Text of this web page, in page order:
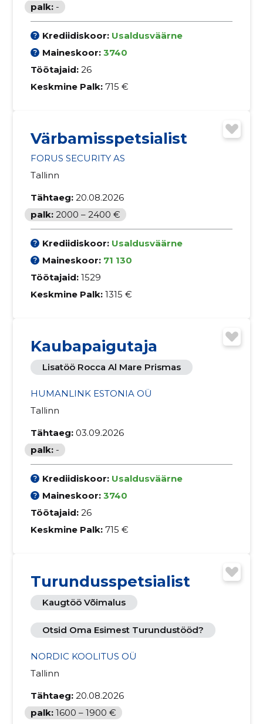
palk: -
Krediidiskoor: Usaldusväärne
Maineskoor: 3740
Töötajaid: 26
Keskmine Palk: 715 €
Värbamisspetsialist
FORUS SECURITY AS
Tallinn
Tähtaeg: 20.08.2026
palk: 2000 – 2400 €
Krediidiskoor: Usaldusväärne
Maineskoor: 71 130
Töötajaid: 1529
Keskmine Palk: 1315 €
Kaubapaigutaja
Lisatöö Rocca Al Mare Prismas
HUMANLINK ESTONIA OÜ
Tallinn
Tähtaeg: 03.09.2026
palk: -
Krediidiskoor: Usaldusväärne
Maineskoor: 3740
Töötajaid: 26
Keskmine Palk: 715 €
Turundusspetsialist
Kaugtöö Võimalus
Otsid Oma Esimest Turundustööd?
NORDIC KOOLITUS OÜ
Tallinn
Tähtaeg: 20.08.2026
palk: 1600 – 1900 €